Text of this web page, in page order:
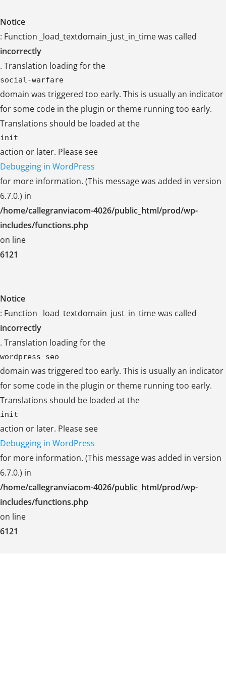
Notice
: Function _load_textdomain_just_in_time was called
incorrectly
. Translation loading for the
social-warfare
domain was triggered too early. This is usually an indicator
for some code in the plugin or theme running too early.
Translations should be loaded at the
init
action or later. Please see
Debugging in WordPress
for more information. (This message was added in version
6.7.0.) in
/home/callegranviacom-4026/public_html/prod/wp-
includes/functions.php
on line
6121
Notice
: Function _load_textdomain_just_in_time was called
incorrectly
. Translation loading for the
wordpress-seo
domain was triggered too early. This is usually an indicator
for some code in the plugin or theme running too early.
Translations should be loaded at the
init
action or later. Please see
Debugging in WordPress
for more information. (This message was added in version
6.7.0.) in
/home/callegranviacom-4026/public_html/prod/wp-
includes/functions.php
on line
6121